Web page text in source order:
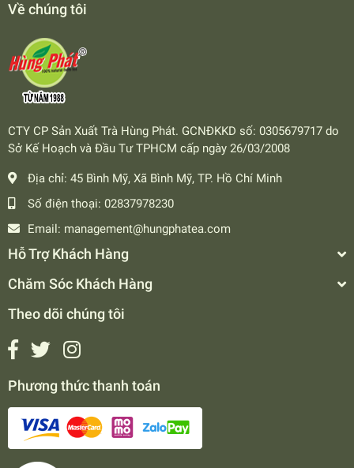
Về chúng tôi
CTY CP Sản Xuất Trà Hùng Phát. GCNĐKKD số: 0305679717 do
Sở Kế Hoạch và Đầu Tư TPHCM cấp ngày 26/03/2008
Địa chỉ: 45 Bình Mỹ, Xã Bình Mỹ, TP. Hồ Chí Minh
Số điện thoại: 02837978230
Email: management@hungphatea.com
Hỗ Trợ Khách Hàng
Chăm Sóc Khách Hàng
Theo dõi chúng tôi
Phương thức thanh toán